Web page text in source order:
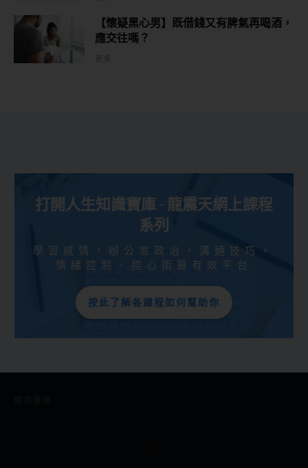
【懷疑黑心男】既借錢又有脾氣再喝酒，
應交往嗎？
打開人生知識寶庫 - 龍震天網上課程
系列
學習感情，辦公室政治，溝通技巧，
情緒控制，控心術最有效平台
按此了解各課程如何幫助你